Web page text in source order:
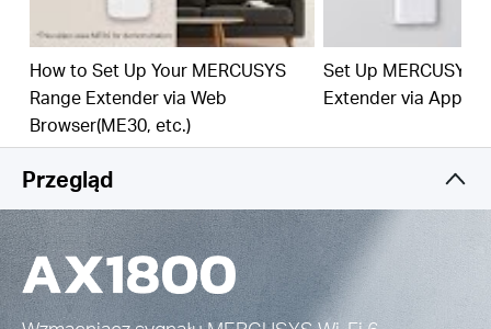
Konfiguracja jednym kliknięciem –
WPS, aby zwiększyć zasięg Wi-Fi w ciągu kilku
sekund.
Wbudowany tryb punktu dostępowego –Poza
domyślnym trybem pracy jako Wzmacniacz
sygnału, ME70X może działać również jako Punkt
dostępowy.
Zarządzanie siecią poprzez aplikację –
Konfiguracja sieci Wi-Fi zajmuje kilka minut, którą
następnie można zarządzać z domu i poza nim,
korzystając z aplikacji na iOS lub Androida.
How to Set Up Your MERCUSYS
Range Extender via Web
Browser(ME30, etc.)
Set Up MERCUSYS
Extender via App
Przegląd